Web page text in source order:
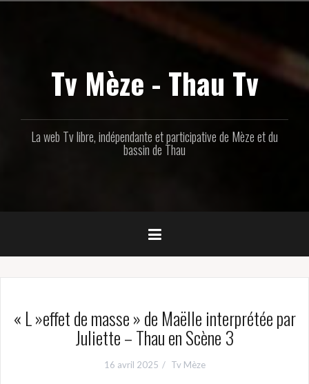
Tv Mèze - Thau Tv
La web Tv libre, indépendante et participative de Mèze et du
bassin de Thau
« L »effet de masse » de Maëlle interprétée par
Juliette – Thau en Scène 3
16 avril 2025 Tv Mèze